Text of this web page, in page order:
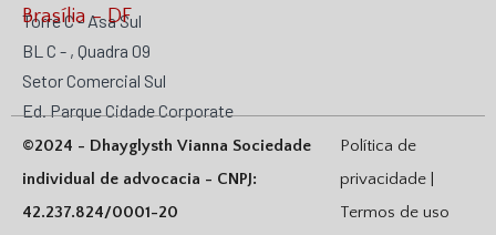
Torre C - Asa Sul
BL C - , Quadra 09
Setor Comercial Sul
Ed. Parque Cidade Corporate
Brasília - DF
©2024 - Dhayglysth Vianna Sociedade
individual de advocacia - CNPJ:
42.237.824/0001-20
Política de
privacidade |
Termos de uso